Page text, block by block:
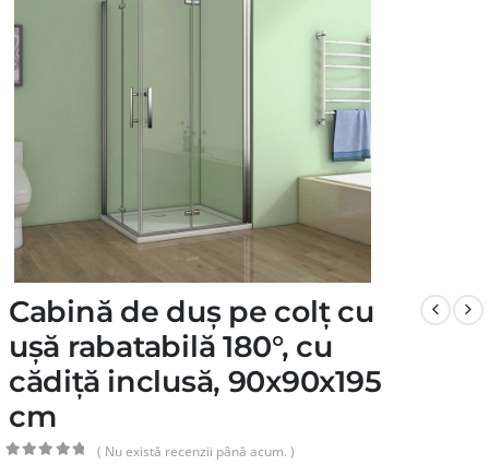
Cabină de duș pe colț cu
ușă rabatabilă 180°, cu
cădiță inclusă, 90x90x195
cm
( Nu există recenzii până acum. )